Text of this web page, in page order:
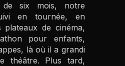
de six mois, notre
en tournée, en
de cinéma,
pour enfants,
là où il a grandi
théâtre. Plus tard,